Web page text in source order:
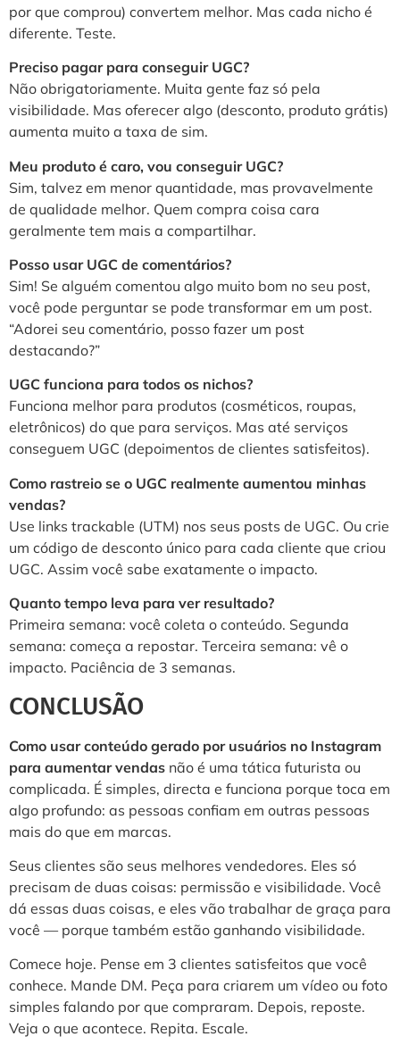
por que comprou) convertem melhor. Mas cada nicho é
diferente. Teste.
Preciso pagar para conseguir UGC?
Não obrigatoriamente. Muita gente faz só pela
visibilidade. Mas oferecer algo (desconto, produto grátis)
aumenta muito a taxa de sim.
Meu produto é caro, vou conseguir UGC?
Sim, talvez em menor quantidade, mas provavelmente
de qualidade melhor. Quem compra coisa cara
geralmente tem mais a compartilhar.
Posso usar UGC de comentários?
Sim! Se alguém comentou algo muito bom no seu post,
você pode perguntar se pode transformar em um post.
“Adorei seu comentário, posso fazer um post
destacando?”
UGC funciona para todos os nichos?
Funciona melhor para produtos (cosméticos, roupas,
eletrônicos) do que para serviços. Mas até serviços
conseguem UGC (depoimentos de clientes satisfeitos).
Como rastreio se o UGC realmente aumentou minhas
vendas?
Use links trackable (UTM) nos seus posts de UGC. Ou crie
um código de desconto único para cada cliente que criou
UGC. Assim você sabe exatamente o impacto.
Quanto tempo leva para ver resultado?
Primeira semana: você coleta o conteúdo. Segunda
semana: começa a repostar. Terceira semana: vê o
impacto. Paciência de 3 semanas.
CONCLUSÃO
Como usar conteúdo gerado por usuários no Instagram
para aumentar vendas não é uma tática futurista ou
complicada. É simples, directa e funciona porque toca em
algo profundo: as pessoas confiam em outras pessoas
mais do que em marcas.
Seus clientes são seus melhores vendedores. Eles só
precisam de duas coisas: permissão e visibilidade. Você
dá essas duas coisas, e eles vão trabalhar de graça para
você — porque também estão ganhando visibilidade.
Comece hoje. Pense em 3 clientes satisfeitos que você
conhece. Mande DM. Peça para criarem um vídeo ou foto
simples falando por que compraram. Depois, reposte.
Veja o que acontece. Repita. Escale.